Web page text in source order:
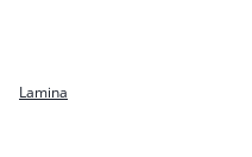
Lamina